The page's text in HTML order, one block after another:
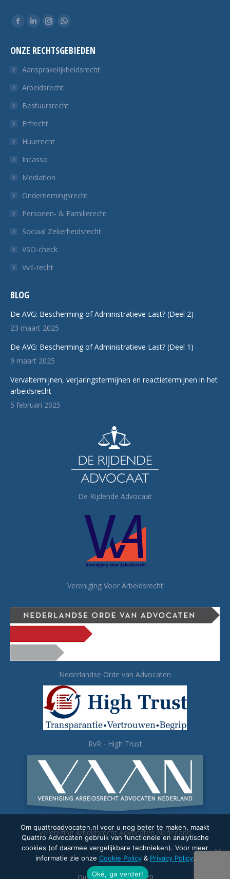
Vind ons op:
Facebook
opent
nieuw
tabblad
Linkedin
opent
in
nieuw
tabblad
Instagram
opent
in
nieuw
tabblad
Whatsapp
opent
in
tabblad
ONZE RECHTSGEBIEDEN
Aansprakelijkheidsrecht
Arbeidsrecht
Bestuursrecht
Erfrecht
Huurrecht
Incasso
Mediation
Ondernemingsrecht
Personen- & Familierecht
Sociaal Zekerheidsrecht
VSO-check
VvE-recht
BLOG
De AVG: Bescherming of Administratieve Last? (Deel 2)
23 maart 2025
De AVG: Bescherming of Administratieve Last? (Deel 1)
9 maart 2025
Vervaltermijnen, verjaringstermijnen en reactietermijnen in het
arbeidsrecht
5 februari 2025
De Rijdende Advocaat
Vereniging Voor Arbeidsrecht
Nederlandse Orde van Advocaten
RvR - High Trust
Vereniging Arbeidsrecht Advocaten Nederland
Quattro Advocaten - 2020
Om quattroadvocaten.nl voor u nog beter te maken, maakt
Quattro Advocaten gebruik van functionele en analytische
cookies (of daarmee vergelijkbare technieken). Voor meer
informatie zie onze Cookie Policy& Privacy Policy.
Oké, ga verder!